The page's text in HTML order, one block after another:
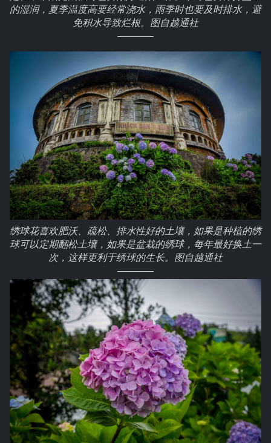
的湿润，夏季温度高要经常浇水，雨季时也要及时排水，避
免积水导致烂根。图自越通社
绣球花喜欢肥沃、疏松、排水性好的土壤，如果是种植的绣
球可以定期翻松土壤，如果是盆栽的绣球，每年最好换土一
次，这样更利于绣球的生长。图自越通社